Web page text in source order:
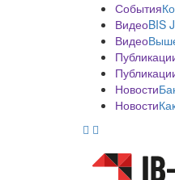
События
ВидеоBIS
Видео
Новости
Новости